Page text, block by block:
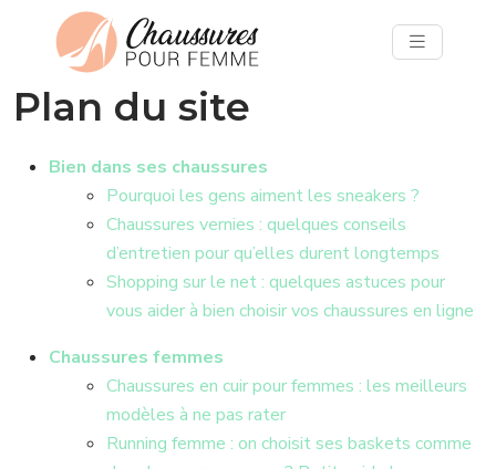
Plan du site
Bien dans ses chaussures
Pourquoi les gens aiment les sneakers ?
Chaussures vernies : quelques conseils
d’entretien pour qu’elles durent longtemps
Shopping sur le net : quelques astuces pour
vous aider à bien choisir vos chaussures en ligne
Chaussures femmes
Chaussures en cuir pour femmes : les meilleurs
modèles à ne pas rater
Running femme : on choisit ses baskets comme